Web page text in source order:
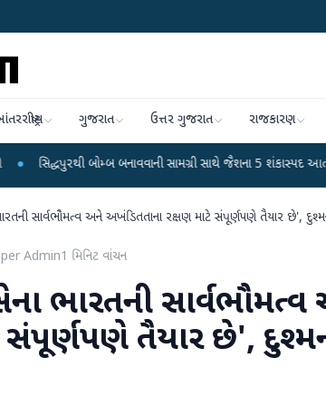
ગુજરાત ઉત્તર ગુજરાત રાજકારણ
બોમ્બ બનાવવાની સામગ્રી સાથે જૈશના 5 શંકાસ્પદ આતંકી ઝડપાયા ●
સાર્વભૌમત્વ અને અખંડિતતાના રક્ષણ માટે સંપૂર્ણપણે તૈયાર છે',
Admin1 મિનિટ વાંચન
ભારતની
સંપૂર્ણપણે તૈયાર છે',